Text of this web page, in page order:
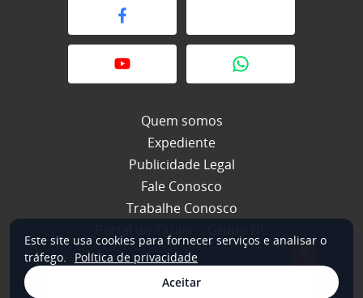
Quem somos
Expediente
Publicidade Legal
Fale Conosco
Trabalhe Conosco
© 2026 NSC Total. Todos os direitos reservados.
Este site usa cookies para fornecer serviços e analisar o
tráfego.
Política de privacidade
Aceitar